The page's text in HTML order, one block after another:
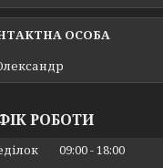
РОБОТИ
09:00 18:00